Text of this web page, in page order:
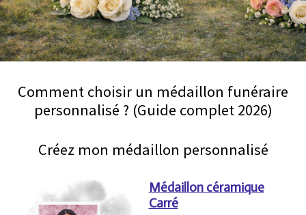
Comment choisir un médaillon funéraire
personnalisé ? (Guide complet 2026)
Créez mon médaillon personnalisé
Médaillon céramique
Carré